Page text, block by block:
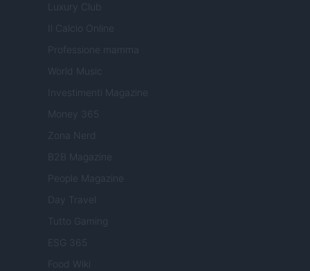
Luxury Club
Il Calcio Online
Professione mamma
World Music
Investimenti Magazine
Money 365
Zona Nerd
B2B Magazine
People Magazine
Day Travel
Tutto Gaming
ESG 365
Food Wiki